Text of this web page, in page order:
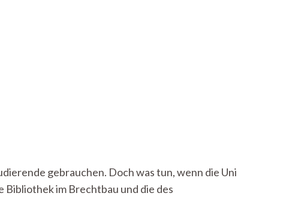
gebrauchen. Doch was tun, wenn die Uni
im Brechtbau und die des